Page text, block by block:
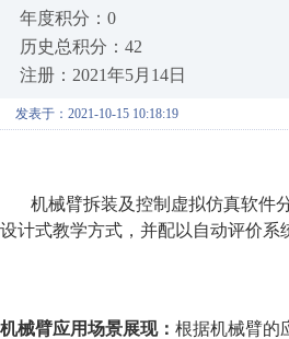
年度积分：0
历史总积分：42
注册：2021年5月14日
发表于：2021-10-15 10:18:19
机械臂拆装及控制虚拟仿真软件
设计式教学方式，并配以自动评价
机械臂应用场景展现： 根据机械臂的